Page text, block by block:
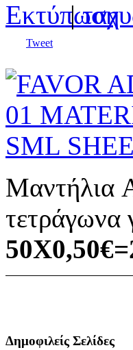
|
Tweet
Μαντήλια
τετράγωνα
Δημοφιλείς Σελίδες